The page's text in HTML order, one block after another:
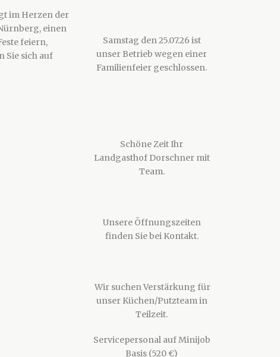
im Herzen der
einen
feiern,
Sie sich auf
Samstag den 25.07.26 ist
unser Betrieb wegen einer
Familienfeier geschlossen.
Schöne Zeit Ihr
Landgasthof Dorschner mit
Team.
Unsere Öffnungszeiten
finden Sie bei Kontakt.
Wir suchen Verstärkung für
unser Küchen/Putzteam in
Teilzeit.
Servicepersonal auf Minijob
Basis (520 €)